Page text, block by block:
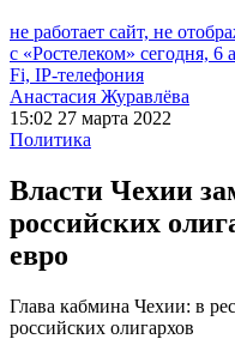
не работает сайт, не
с «Ростелеком» сегодня, 6
Fi, IP-телефония
Анастасия Журавлёва
15:02 27 марта 2022
Политика
Власти Чехии
российских
евро
Глава кабмина Чехии: в
российских олигархов